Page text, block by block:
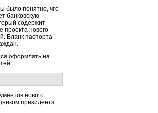
было понятно, что
банковскую
содержит
проекта нового
Бланк паспорта
оформлять на
нового
президента